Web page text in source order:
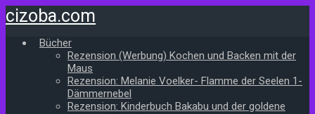
Zum
Hauptinhalt
springen
cizoba.com
Bücher
Rezension (Werbung) Kochen und Backen mit der
Maus
Rezension: Melanie Voelker- Flamme der Seelen 1-
Dämmernebel
Rezension: Kinderbuch Bakabu und der goldene